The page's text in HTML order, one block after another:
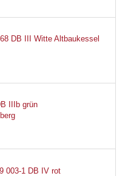
DB III Witte Altbaukessel
IIIb grün
003-1 DB IV rot